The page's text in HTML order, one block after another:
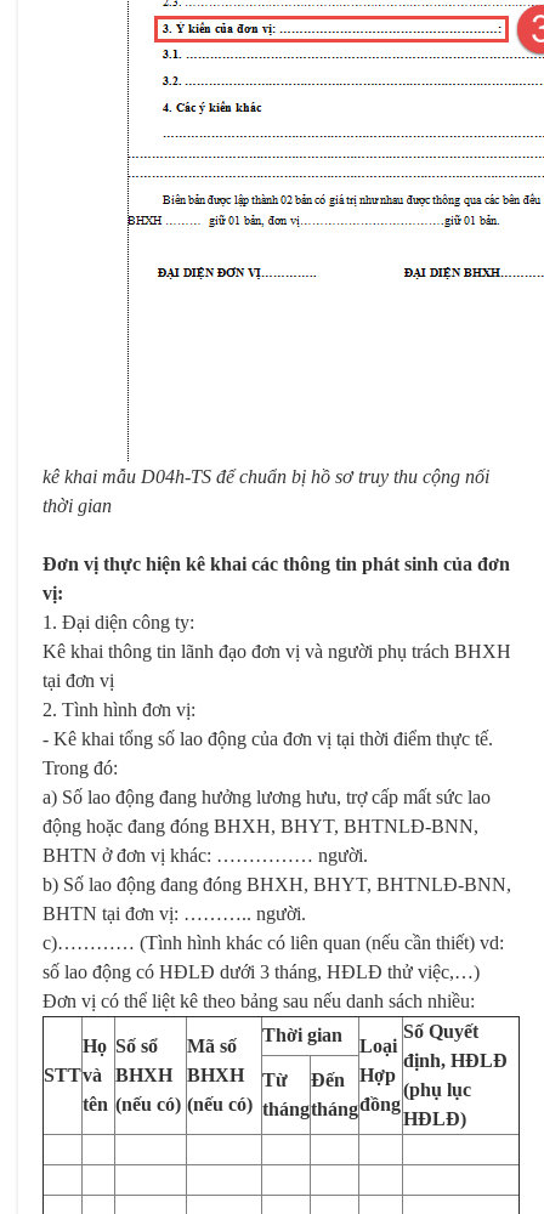
kê khai mẫu D04h-TS để chuẩn bị hồ sơ truy thu cộng nối
thời gian
Đơn vị thực hiện kê khai các thông tin phát sinh của đơn
vị:
1. Đại diện công ty:
Kê khai thông tin lãnh đạo đơn vị và người phụ trách BHXH
tại đơn vị
2. Tình hình đơn vị:
- Kê khai tổng số lao động của đơn vị tại thời điểm thực tế.
Trong đó:
a) Số lao động đang hưởng lương hưu, trợ cấp mất sức lao
động hoặc đang đóng BHXH, BHYT, BHTNLĐ-BNN,
BHTN ở đơn vị khác: …………… người.
b) Số lao động đang đóng BHXH, BHYT, BHTNLĐ-BNN,
BHTN tại đơn vị: ……….. người.
c)………… (Tình hình khác có liên quan (nếu cần thiết) vd:
số lao động có HĐLĐ dưới 3 tháng, HĐLĐ thử việc,…)
Đơn vị có thể liệt kê theo bảng sau nếu danh sách nhiều:
STT
Họ
và
tên
Số sổ
BHXH
(nếu có)
Mã số
BHXH
(nếu có)
Thời gian
Loại
Hợp
đồng
Số Quyết
định, HĐLĐ
(phụ lục
HĐLĐ)
Từ
tháng
Đến
tháng